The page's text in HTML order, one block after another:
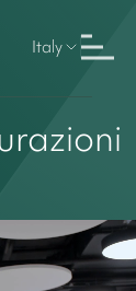
Italy